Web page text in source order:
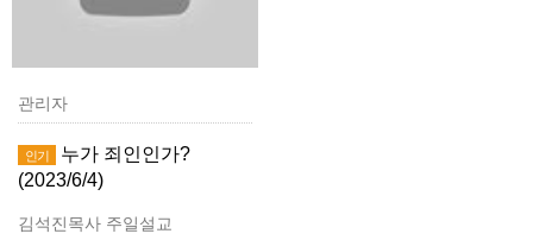
관리자
인기
누가 죄인인가?
(2023/6/4)
김석진목사 주일설교